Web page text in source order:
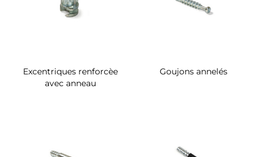
Excentriques renforcèe
avec anneau
Goujons annelés